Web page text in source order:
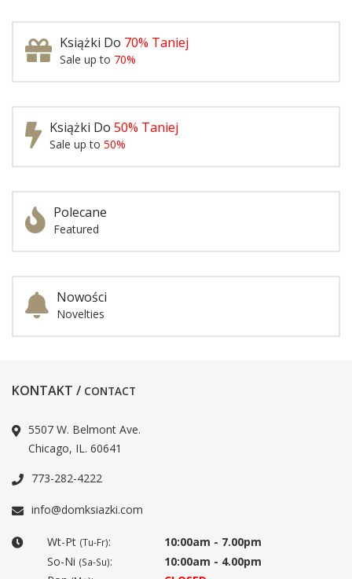
Książki Do 70% Taniej
Sale up to 70%
Książki Do 50% Taniej
Sale up to 50%
Polecane
Featured
Nowości
Novelties
KONTAKT / CONTACT
5507 W. Belmont Ave.
Chicago, IL. 60641
773-282-4222
info@domksiazki.com
Wt-Pt (Tu-Fr):
10:00am - 7.00pm
So-Ni (Sa-Su):
10:00am - 4.00pm